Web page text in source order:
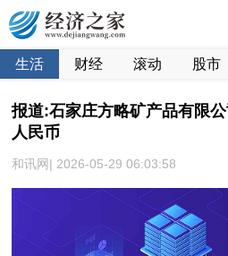
生活 财经 滚动 股市
报道:石家庄方略矿产品有限
人民币
和讯网| 2026-05-29 06:03:58